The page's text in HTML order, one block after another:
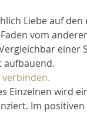
Liebe auf den
vom
einer
aufbauend.
verbinden.
Einzelnen wird
Im positiven